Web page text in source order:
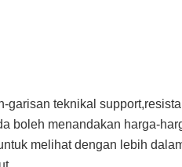
garisan teknikal
boleh menandakan harga-
melihat dengan lebih